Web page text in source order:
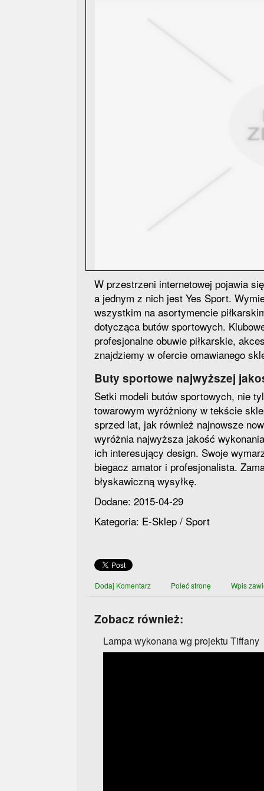
W przestrzeni internetowej pojawia
a jednym z nich jest Yes Sport.
wszystkim na asortymencie
dotycząca butów sportowych.
profesjonalne obuwie piłkarskie,
znajdziemy w ofercie omawianego
Buty sportowe najwyższej
Setki modeli butów sportowych, nie
towarowym wyróżniony w tekście
sprzed lat, jak również najnowsze
wyróżnia najwyższa jakość
ich interesujący design. Swoje
biegacz amator i profesjonalista.
błyskawiczną wysyłkę.
Dodane: 2015-04-29
Kategoria: E-Sklep / Sport
Dodaj Komentarz Poleć stronę Wpis
Zobacz również:
Lampa wykonana wg projektu Tiffany